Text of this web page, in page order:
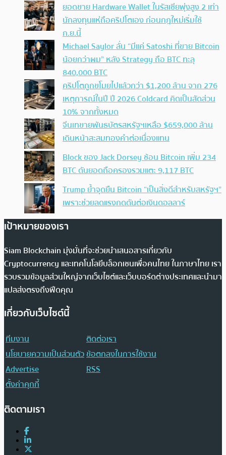
ยอดขาย Hardware Wallet ในรัสเซียพุ่งสูง 2 เท่า
นักลงทุนแห่ถือคริปโตเอง ก่อนกฎใหม่เริ่มใช้
ก.ย.นี้
Michael Saylor ลั่น “มีแค่ Satoshi ที่ขาย Bitcoin
น้อยกว่าผม” หลัง Strategy ถือ BTC ทะลุ
840,000 BTC
คริปโตถูกขโมยไปแล้วกว่า $1,200 ล้าน จาก 276
เหตุการณ์ในปี ปี 2026 Coldcard คิดเป็นสัดส่วน
10% จากทั้งหมด
จีนเทขายพันธบัตรสหรัฐฯเหลือ $659,000 ล้าน
เดินหน้าสะสมทองคำต่อเนื่องแทน
Block ของ Jack Dorsey ช้อน Bitcoin เพิ่ม 234
BTC ดันยอดถือครองรวมแตะ 9,117 BTC
Trump ย้ำจุดยืน Bitcoin “เป็นสิ่งดีสำหรับสหรัฐฯ”
เพราะช่วยลดแรงกดดันต่อเงินดอลลาร์
เป้าหมายของเรา
Siam Blockchain มุ่งมั่นที่จะช่วยนำเสนอสารเกี่ยวกับ
Cryptocurrency และเทคโนโลยีบล็อกเชนเพื่อคนไทย ในภาษาไทย เรา
รวบรวมข้อมูลส่วนใหญ่จากเว็บไซต์และเว็บบอร์ดต่างประเทศและนำมา
แปลส่งตรงถึงฟีดคุณ
เกี่ยวกับเว็บไซต์นี้
ทีมงาน
ติดต่อเรา
นโยบายความเป็นส่วนตัวข้อตกลงในการใช้งาน
Advertise
RSS
ตั้งค่าคุกกี้
ติดตามเรา